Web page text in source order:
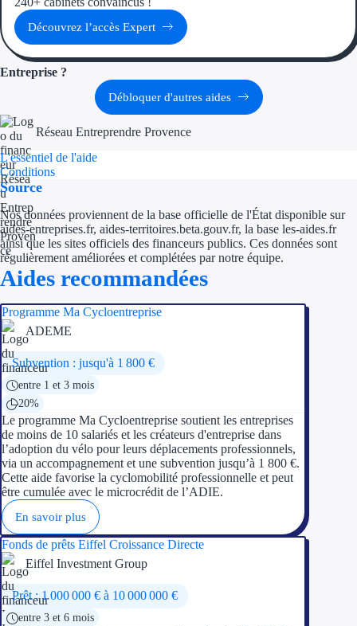
Aides Région
Régions de I à P
Aides Région
Aides Région
Aides Région
Aides Région
Couvertures
Découvrez l’accès Expert
Entreprise ?
Débloquer d'autres aides
Réseau Entreprendre Provence
L'essentiel de l'aide
Conditions
Source
Nos données proviennent de la base officielle de l'État disponible sur
aides-entreprises.fr, aides-territoires.beta.gouv.fr, la base les-aides.fr
ainsi que les sites officiels des financeurs publics. Ces données sont
régulièrement améliorées et complétées par notre équipe.
Aides recommandées
Programme Ma Cycloentreprise
ADEME
Subvention : jusqu'à 1 800 €
entre 1 et 3 mois
20%
Le programme Ma Cycloentreprise soutient les entreprises
de moins de 10 salariés et les créateurs d'entreprise dans
l’adoption du vélo pour leurs déplacements professionnels,
via un accompagnement et une subvention jusqu’à 1 800 €.
Cette aide favorise la cyclomobilité professionnelle et peut
être cumulée avec le microcrédit de l’ADIE.
En savoir plus
Fonds de prêts Eiffel Croissance Directe
Eiffel Investment Group
Prêt : 1 000 000 € à 10 000 000 €
entre 3 et 6 mois